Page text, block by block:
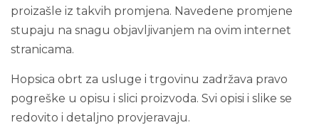
proizašle iz takvih promjena. Navedene promjene
stupaju na snagu objavljivanjem na ovim internet
stranicama.
Hopsica obrt za usluge i trgovinu zadržava pravo
pogreške u opisu i slici proizvoda. Svi opisi i slike se
redovito i detaljno provjeravaju.